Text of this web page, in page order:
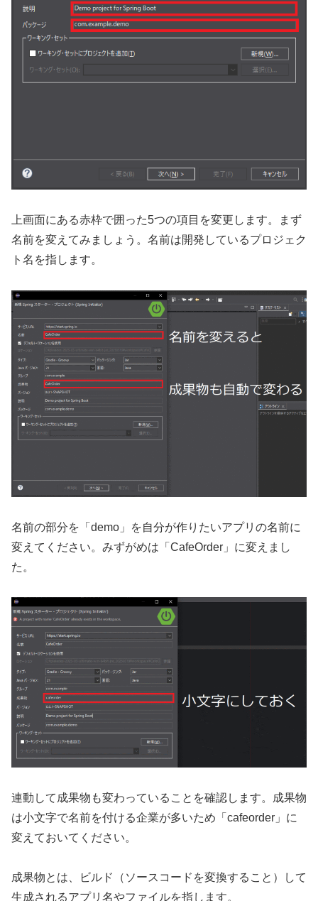
上画面にある赤枠で囲った5つの項目を変更します。まず
名前を変えてみましょう。名前は開発しているプロジェク
ト名を指します。
名前の部分を「demo」を自分が作りたいアプリの名前に
変えてください。みずがめは「CafeOrder」に変えまし
た。
連動して成果物も変わっていることを確認します。成果物
は小文字で名前を付ける企業が多いため「cafeorder」に
変えておいてください。
成果物とは、ビルド（ソースコードを変換すること）して
生成されるアプリ名やファイルを指します。